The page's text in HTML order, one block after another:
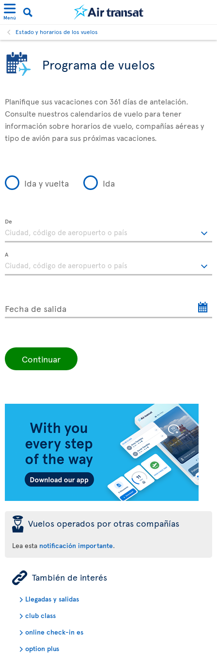
Menú
Estado y horarios de los vuelos
Programa de vuelos
Planifique sus vacaciones con 361 días de antelación.
Consulte nuestros calendarios de vuelo para tener
información sobre horarios de vuelo, compañías aéreas y
tipo de avión para sus próximas vacaciones.
Ida y vuelta Ida
De
A
Fecha de salida
Continuar
þ Vuelos operados por otras compañías
Lea esta notificación importante.
ÿ También de interés
Llegadas y salidas
club class
online check-in es
option plus